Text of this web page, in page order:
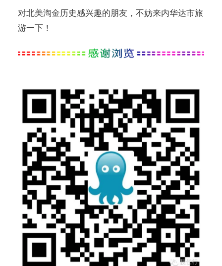
对北美淘金历史感兴趣的朋友，不妨来内华达市旅
游一下！